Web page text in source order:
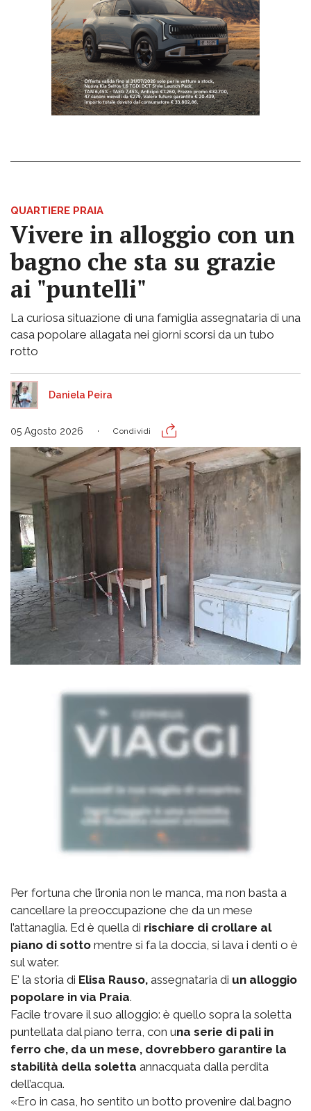
QUARTIERE PRAIA
Vivere in alloggio con un
bagno che sta su grazie
ai "puntelli"
La curiosa situazione di una famiglia assegnataria di una
casa popolare allagata nei giorni scorsi da un tubo
rotto
Daniela Peira
05 Agosto 2026 Condividi
Per fortuna che l’ironia non le manca, ma non basta a
cancellare la preoccupazione che da un mese
l’attanaglia. Ed è quella di rischiare di crollare al
piano di sotto mentre si fa la doccia, si lava i denti o è
sul water.
E’ la storia di Elisa Rauso, assegnataria di un alloggio
popolare in via Praia.
Facile trovare il suo alloggio: è quello sopra la soletta
puntellata dal piano terra, con una serie di pali in
ferro che, da un mese, dovrebbero garantire la
stabilità della soletta annacquata dalla perdita
dell’acqua.
«Ero in casa, ho sentito un botto provenire dal bagno